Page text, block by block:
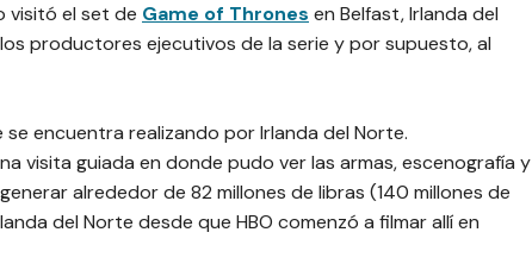
visitó el set de Game of Thrones en Belfast, Irlanda del
productores ejecutivos de la serie y por supuesto, al
encuentra realizando por Irlanda del Norte.
visita guiada en donde pudo ver las armas, escenografía y
alrededor de 82 millones de libras (140 millones de
del Norte desde que HBO comenzó a filmar allí en